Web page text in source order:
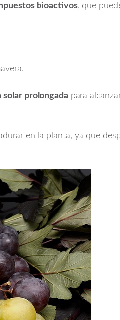
bioactivos, que
solar prolongada para
en la planta, ya que